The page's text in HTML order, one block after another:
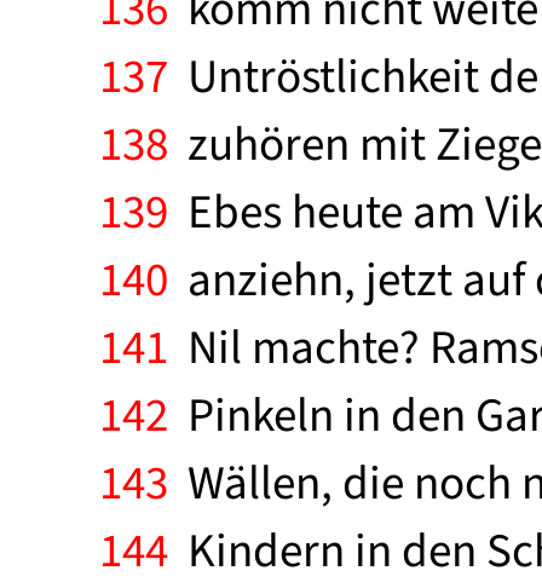
137 Untröstlichkeit
138 zuhören mit
139 Ebes heute am
140 anziehn, jetzt
141 Nil machte?
142 Pinkeln in den
143 Wällen, die noch
144 Kindern in den